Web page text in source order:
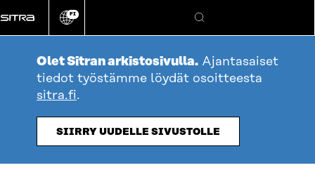
suoraan
sisältöön
Vaihda
kieli
FI
Hae
Olet Sitran arkistosivulla. Ajantasaiset
tiedot työstämme löydät osoitteesta
sitra.fi.
SIIRRY UUDELLE SIVUSTOLLE